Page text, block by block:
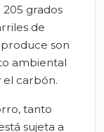
grados
de
son
ambiental
el carbón.
tanto
sujeta a